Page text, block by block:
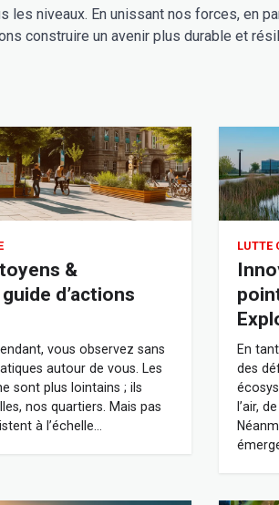
niveaux. En unissant nos forces, en
construire un avenir plus durable et
&
d’actions
vous observez sans
autour de vous. Les
sont plus lointains ; ils
nos quartiers. Mais pas
à l’échelle…
LUTTE
En
des
l’air,